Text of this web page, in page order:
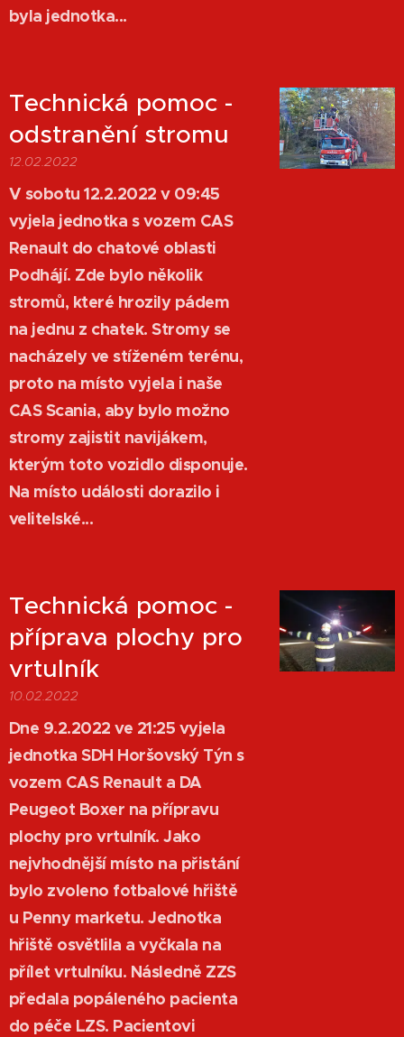
byla jednotka...
Technická pomoc -
odstranění stromu
12.02.2022
V sobotu 12.2.2022 v 09:45
vyjela jednotka s vozem CAS
Renault do chatové oblasti
Podhájí. Zde bylo několik
stromů, které hrozily pádem
na jednu z chatek. Stromy se
nacházely ve stíženém terénu,
proto na místo vyjela i naše
CAS Scania, aby bylo možno
stromy zajistit navijákem,
kterým toto vozidlo disponuje.
Na místo události dorazilo i
velitelské...
Technická pomoc -
příprava plochy pro
vrtulník
10.02.2022
Dne 9.2.2022 ve 21:25 vyjela
jednotka SDH Horšovský Týn s
vozem CAS Renault a DA
Peugeot Boxer na přípravu
plochy pro vrtulník. Jako
nejvhodnější místo na přistání
bylo zvoleno fotbalové hřiště
u Penny marketu. Jednotka
hřiště osvětlila a vyčkala na
přílet vrtulníku. Následně ZZS
předala popáleného pacienta
do péče LZS. Pacientovi